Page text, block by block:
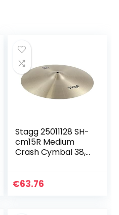
Stagg 25011128 SH-
cm15R Medium
Crash Cymbal 38,1
€63.76